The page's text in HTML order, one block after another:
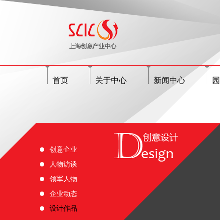
首页 关于中心 新闻中心
创意企业
人物访谈
领军人物
企业动态
设计作品